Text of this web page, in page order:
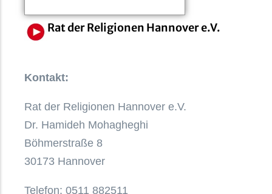
Rat der Religionen Hannover e.V.
Kontakt:
Rat der Religionen Hannover e.V.
Dr. Hamideh Mohagheghi
Böhmerstraße 8
30173 Hannover
Telefon: 0511 882511